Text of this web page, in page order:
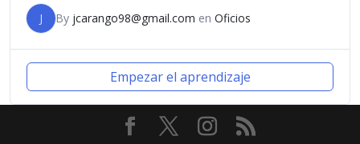
J By jcarango98@gmail.com en Oficios
Empezar el aprendizaje